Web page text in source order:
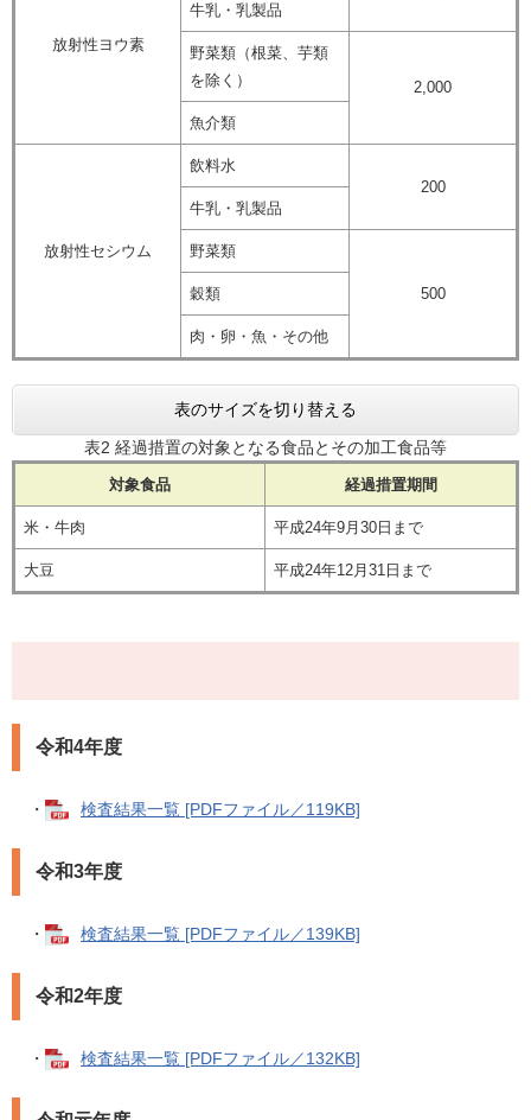
放射性ヨウ素
牛乳・乳製品
野菜類（根菜、芋類
を除く）
2,000
魚介類
放射性セシウム
飲料水
200
牛乳・乳製品
野菜類
500
穀類
肉・卵・魚・その他
表のサイズを切り替える
表2 経過措置の対象となる食品とその加工食品等
対象食品 経過措置期間
米・牛肉 平成24年9月30日まで
大豆 平成24年12月31日まで
令和4年度
・ 検査結果一覧 [PDFファイル／119KB]
令和3年度
・ 検査結果一覧 [PDFファイル／139KB]
令和2年度
・ 検査結果一覧 [PDFファイル／132KB]